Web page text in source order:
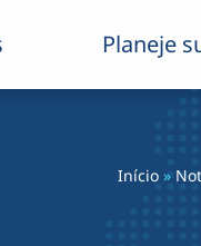
Planeje
Início »